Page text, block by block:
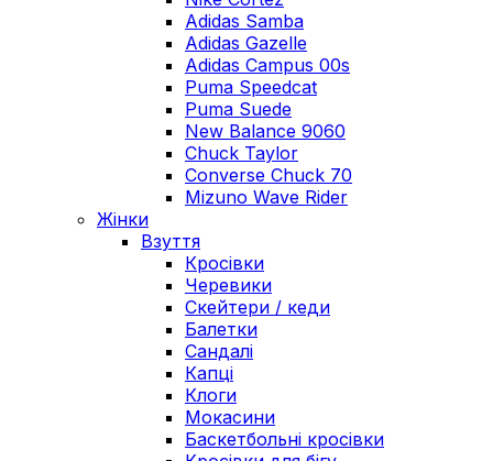
Adidas Samba
Adidas Gazelle
Adidas Campus 00s
Puma Speedcat
Puma Suede
New Balance 9060
Chuck Taylor
Converse Chuck 70
Mizuno Wave Rider
Жінки
Взуття
Кросівки
Черевики
Скейтери / кеди
Балетки
Сандалі
Капці
Клоги
Мокасини
Баскетбольні кросівки